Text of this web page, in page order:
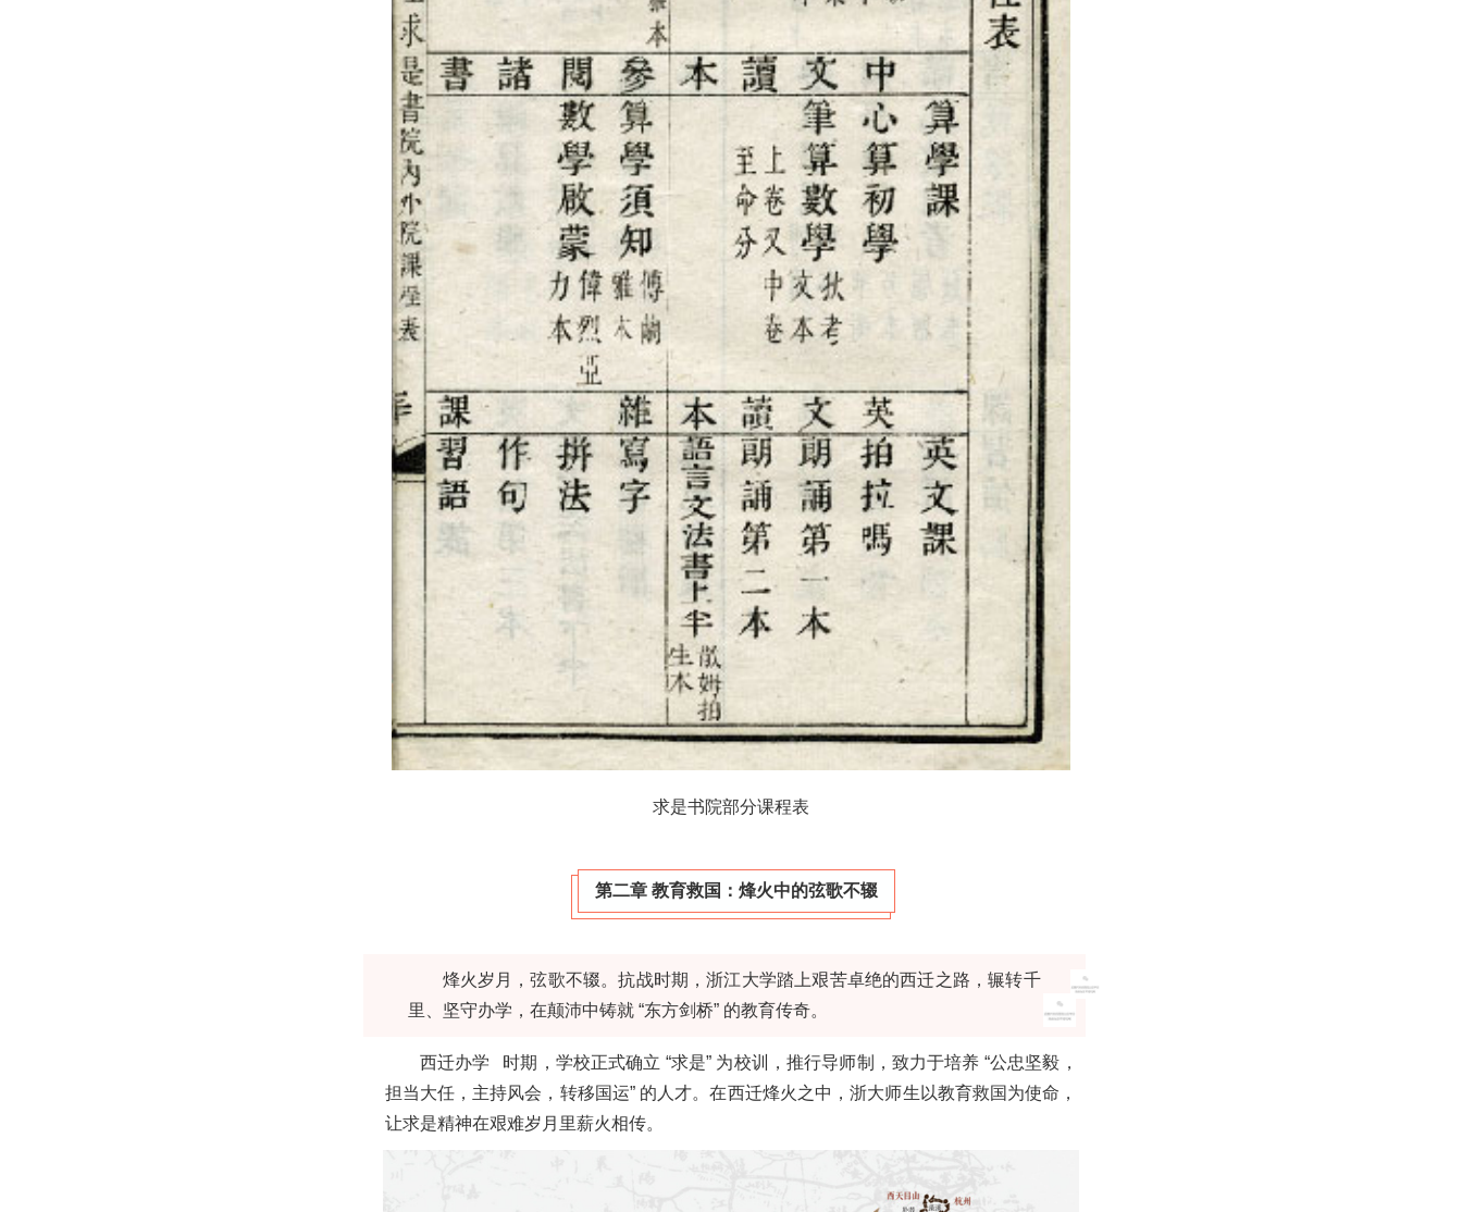
求是书院部分课程表
第二章 教育救国：烽火中的弦歌不辍
烽火岁月，弦歌不辍。抗战时期，浙江大学踏上艰苦卓绝的西迁之路，辗转千
里、坚守办学，在颠沛中铸就 “东方剑桥” 的教育传奇。
西迁办学
时期，学校正式确立 “求是” 为校训，推行导师制，致力于培养 “公忠坚毅，
担当大任，主持风会，转移国运” 的人才。在西迁烽火之中，浙大师生以教育救国为使命，
让求是精神在艰难岁月里薪火相传。